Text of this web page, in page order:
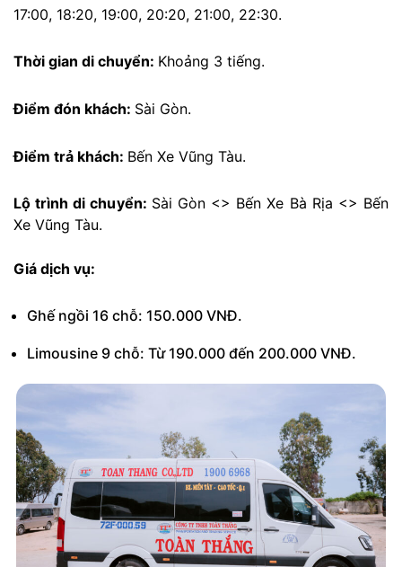
17:00, 18:20, 19:00, 20:20, 21:00, 22:30.
Thời gian di chuyển: Khoảng 3 tiếng.
Điểm đón khách: Sài Gòn.
Điểm trả khách: Bến Xe Vũng Tàu.
Lộ trình di chuyển: Sài Gòn <> Bến Xe Bà Rịa <> Bến
Xe Vũng Tàu.
Giá dịch vụ:
Ghế ngồi 16 chỗ: 150.000 VNĐ.
Limousine 9 chỗ: Từ 190.000 đến 200.000 VNĐ.